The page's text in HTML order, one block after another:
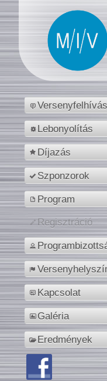
Versenyfelhívás
Lebonyolítás
Díjazás
Szponzorok
Program
Regisztráció
Kapcsolat
Galéria
Eredmények